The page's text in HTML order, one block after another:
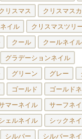
リスマス クリスマス
イル クリスマスツリ
クール クールネイル
グラデーションネイル
グリーン グレー
ゴールド ゴールド
マーネイル サーフネ
ェルネイル シックネ
シルバー シルバーネ